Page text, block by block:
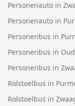
Personenauto in
Personenauto in
Personenbus in
Personenbus in
Personenbus in
Rolstoelbus in
Rolstoelbus in